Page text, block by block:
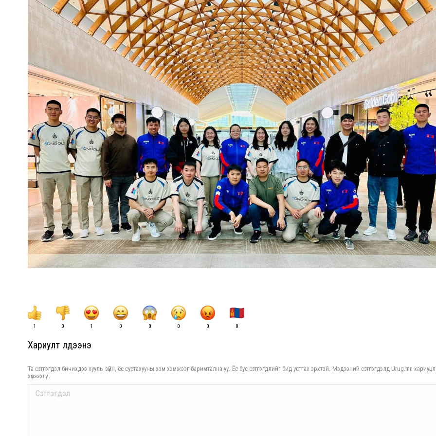
1 0 1 0 0 0 0 0
Хариулт үлдээнэ үү
Та сэтгэгдэл бичихдээ хууль зүйн, ёс суртахууны хэм хэмжээг баримтална уу. Ёс бус сэтгэгдлийг бид устгах эрхтэй. Мэдээний сэтгэгдэлд Urug.mn
хүлээхгүй.
Comment